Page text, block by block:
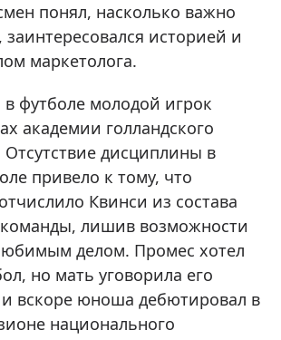
понял, насколько важно
историей и
маркетолога.
футболе молодой игрок
академии голландского
Отсутствие дисциплины в
привело к тому, что
Квинси из состава
лишив возможности
делом. Промес хотел
но мать уговорила его
вскоре юноша дебютировал в
национального